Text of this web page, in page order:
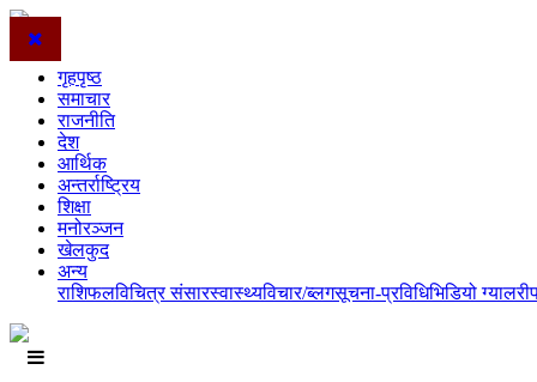
गृहपृष्ठ
समाचार
राजनीति
देश
आर्थिक
अन्तर्राष्ट्रिय
शिक्षा
मनोरञ्जन
खेलकुद
अन्य
राशिफलविचित्र संसारस्वास्थ्यविचार/ब्लगसूचना-प्रविधिभिडियो ग्यालरी